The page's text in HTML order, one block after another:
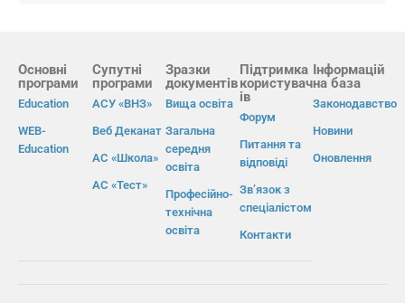
Основні
програми
Education
WEB-
Education
Супутні
програми
АСУ «ВНЗ»
Веб Деканат
АС «Школа»
АС «Тест»
Зразки
документів
Вища освіта
Загальна
середня
освіта
Професійно-
технічна
освіта
Підтримка
користувач
ів
Форум
Питання та
відповіді
Зв’язок з
спеціалістом
Контакти
Інформацій
на база
Законодавство
Новини
Оновлення